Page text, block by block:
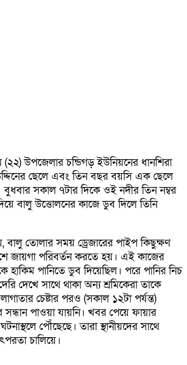
(২২) উপ‌জেলার চ‌ন্ডিগড় ইউ‌নিয়‌নের ধান‌শিরা
ছে‌লে এবং তিন বছর বয়‌সি এক ছে‌লে
বুধবার সকাল ৭টার দি‌কে ওই নদী‌র তিন নম্বর
বালু উ‌ত্তোলনের কা‌জে ডুব দি‌লে তি‌নি
বালু তোলার সময় ড্রেজারের পাইপ কিছুক্ষণ
জায়গা পরিবর্তন করতে হয়। এই কাজের
হা‌কিম পানি‌তে ডুব দি‌য়ে‌ছিল। প‌রে পা‌নির নিচ
দে‌খে সাথে থাকা অন্য শ্রমিকেরা তা‌কে
লাগাতার চেষ্টার পরও (সকাল ১২টা পর্যন্ত)
সন্ধান পাওয়া যায়‌নি। খবর পে‌য়ে ফায়ার
পৌঁ‌ছে‌ছে। তারা স্থানীয়‌দের সা‌থে
চা‌লি‌য়ে।